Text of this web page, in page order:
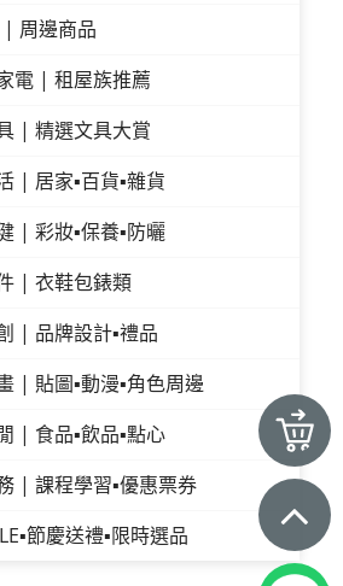
| 周邊商品
電 | 租屋族推薦
| 精選文具大賞
| 居家▪百貨▪雜貨
| 彩妝▪保養▪防曬
| 衣鞋包錶類
| 品牌設計▪禮品
| 貼圖▪動漫▪角色周邊
| 食品▪飲品▪點心
| 課程學習▪優惠票券
節慶送禮▪限時選品